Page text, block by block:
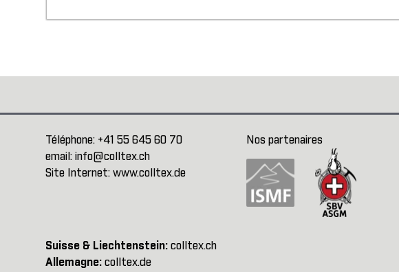
Téléphone: +41 55 645 60 70
email: info@colltex.ch
Site Internet: www.colltex.de
Nos partenaires
Suisse & Liechtenstein: colltex.ch
Allemagne: colltex.de